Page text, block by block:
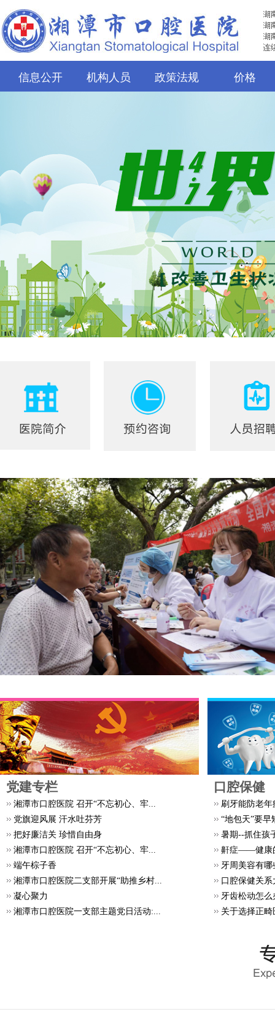
信息公开 机构人员 政策法规 价格
党建专栏
湘潭市口腔医院 召开“不忘初心、牢...
党旗迎风展 汗水吐芬芳
把好廉洁关 珍惜自由身
湘潭市口腔医院 召开“不忘初心、牢...
端午棕子香
湘潭市口腔医院二支部开展“助推乡村...
凝心聚力
湘潭市口腔医院一支部主题党日活动:...
口腔保健
刷牙能防老年
“地包天”要早
暑期--抓住孩
鼾症——健康
牙周美容有哪
口腔保健关系
牙齿松动怎么
关于选择正